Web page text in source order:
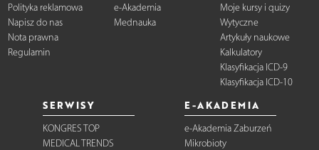
Polityka reklamowa
Napisz do nas
Nota prawna
Regulamin
e-Akademia
Mednauka
Moje kursy i quizy
Wytyczne
Artykuły naukowe
Kalkulatory
Klasyfikacja ICD-9
Klasyfikacja ICD-10
SERWISY
KONGRES TOP
MEDICAL TRENDS
E-AKADEMIA
e-Akademia Zaburzeń
Mikrobioty